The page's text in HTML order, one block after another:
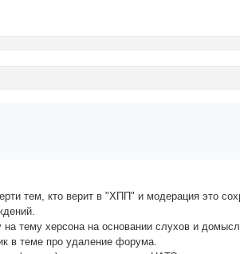
тем, кто верит в "ХПП" и модерация это
тему херсона на основании слухов и
в теме про удаление форума.